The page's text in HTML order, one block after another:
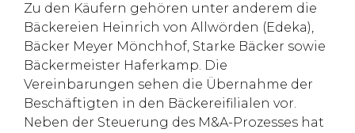
Zu den Käufern gehören unter anderem die
Bäckereien Heinrich von Allwörden (Edeka),
Bäcker Meyer Mönchhof, Starke Bäcker sowie
Bäckermeister Haferkamp. Die
Vereinbarungen sehen die Übernahme der
Beschäftigten in den Bäckereifilialen vor.
Neben der Steuerung des M&A-Prozesses hat